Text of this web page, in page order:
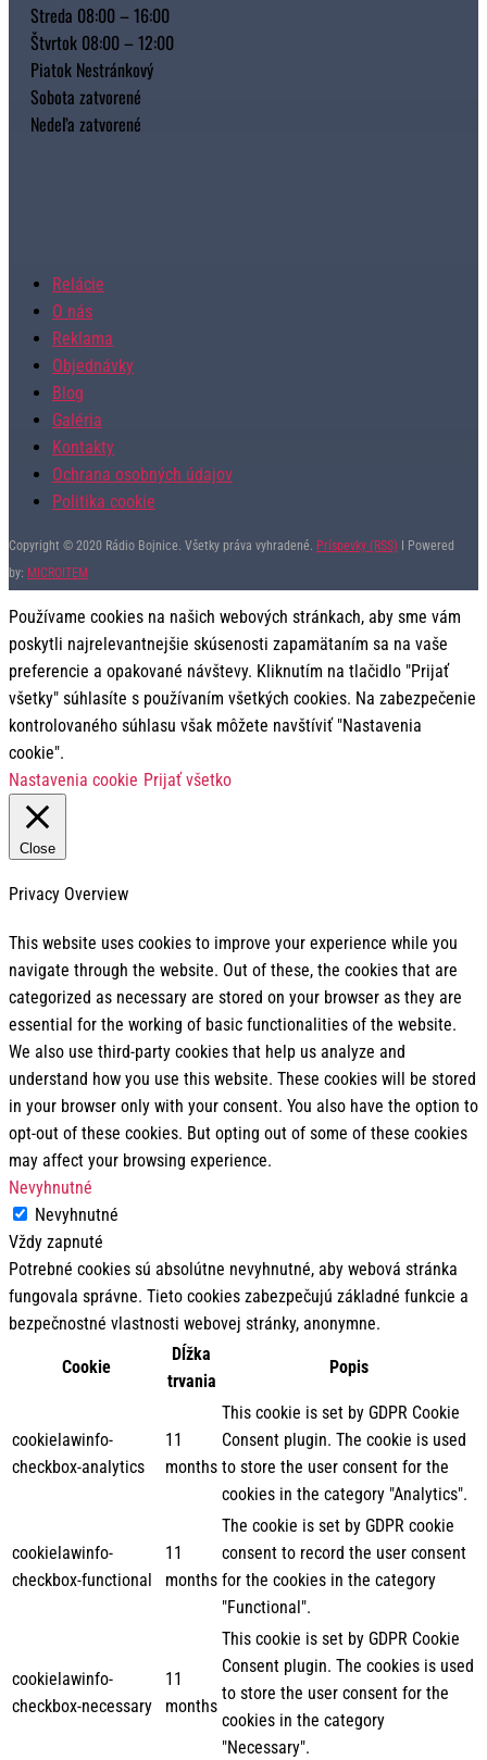
Streda 08:00 – 16:00
Štvrtok 08:00 – 12:00
Piatok Nestránkový
Sobota zatvorené
Nedeľa zatvorené
Relácie
O nás
Reklama
Objednávky
Blog
Galéria
Kontakty
Ochrana osobných údajov
Politika cookie
Copyright © 2020 Rádio Bojnice. Všetky práva vyhradené. Príspevky (RSS) I Powered
by: MICROITEM
Používame cookies na našich webových stránkach, aby sme vám
poskytli najrelevantnejšie skúsenosti zapamätaním sa na vaše
preferencie a opakované návštevy. Kliknutím na tlačidlo "Prijať
všetky" súhlasíte s používaním všetkých cookies. Na zabezpečenie
kontrolovaného súhlasu však môžete navštíviť "Nastavenia
cookie".
Nastavenia cookie Prijať všetko
Close
Privacy Overview
This website uses cookies to improve your experience while you
navigate through the website. Out of these, the cookies that are
categorized as necessary are stored on your browser as they are
essential for the working of basic functionalities of the website.
We also use third-party cookies that help us analyze and
understand how you use this website. These cookies will be stored
in your browser only with your consent. You also have the option to
opt-out of these cookies. But opting out of some of these cookies
may affect your browsing experience.
Nevyhnutné
Nevyhnutné
Vždy zapnuté
Potrebné cookies sú absolútne nevyhnutné, aby webová stránka
fungovala správne. Tieto cookies zabezpečujú základné funkcie a
bezpečnostné vlastnosti webovej stránky, anonymne.
Cookie
Dĺžka
trvania
Popis
cookielawinfo-
checkbox-analytics
11
months
This cookie is set by GDPR Cookie
Consent plugin. The cookie is used
to store the user consent for the
cookies in the category "Analytics".
cookielawinfo-
checkbox-functional
11
months
The cookie is set by GDPR cookie
consent to record the user consent
for the cookies in the category
"Functional".
cookielawinfo-
checkbox-necessary
11
months
This cookie is set by GDPR Cookie
Consent plugin. The cookies is used
to store the user consent for the
cookies in the category
"Necessary".